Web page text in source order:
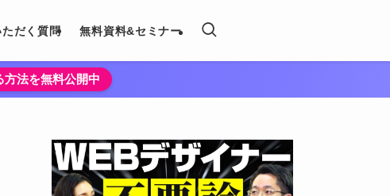
ただく質問 無料資料&セミナー
法を無料公開中